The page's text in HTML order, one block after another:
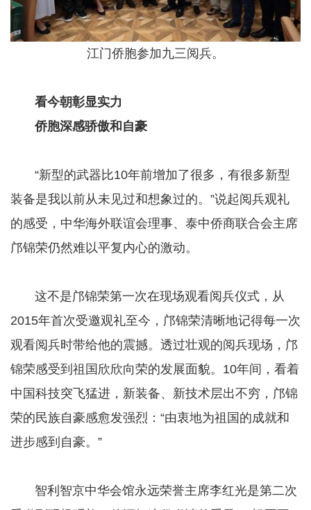
江门侨胞参加九三阅兵。
看今朝彰显实力
侨胞深感骄傲和自豪
​​​​​​​ “新型的武器比10年前增加了很多，有很多新型
装备是我以前从未见过和想象过的。”说起阅兵观礼
的感受，中华海外联谊会理事、泰中侨商联合会主席
邝锦荣仍然难以平复内心的激动。
​​​​​​​ 这不是邝锦荣第一次在现场观看阅兵仪式，从
2015年首次受邀观礼至今，邝锦荣清晰地记得每一次
观看阅兵时带给他的震撼。透过壮观的阅兵现场，邝
锦荣感受到祖国欣欣向荣的发展面貌。10年间，看着
中国科技突飞猛进，新装备、新技术层出不穷，邝锦
荣的民族自豪感愈发强烈：“由衷地为祖国的成就和
进步感到自豪。”
​​​​​​​ 智利智京中华会馆永远荣誉主席李红光是第二次